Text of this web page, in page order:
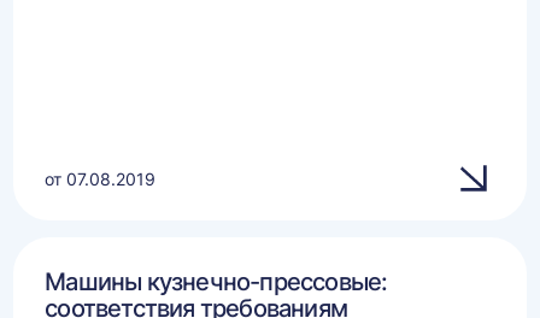
от 07.08.2019
Машины кузнечно-прессовые:
соответствия требованиям